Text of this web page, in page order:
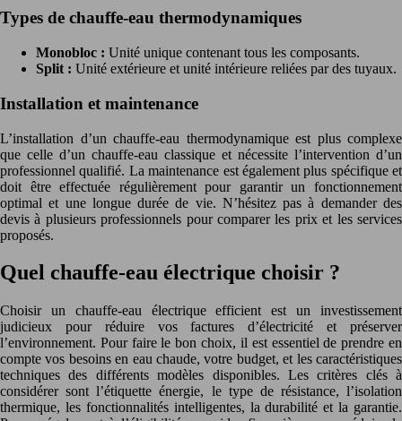
Types de chauffe-eau thermodynamiques
Monobloc : Unité unique contenant tous les composants.
Split : Unité extérieure et unité intérieure reliées par des tuyaux.
Installation et maintenance
L’installation d’un chauffe-eau thermodynamique est plus complexe
que celle d’un chauffe-eau classique et nécessite l’intervention d’un
professionnel qualifié. La maintenance est également plus spécifique et
doit être effectuée régulièrement pour garantir un fonctionnement
optimal et une longue durée de vie. N’hésitez pas à demander des
devis à plusieurs professionnels pour comparer les prix et les services
proposés.
Quel chauffe-eau électrique choisir ?
Choisir un chauffe-eau électrique efficient est un investissement
judicieux pour réduire vos factures d’électricité et préserver
l’environnement. Pour faire le bon choix, il est essentiel de prendre en
compte vos besoins en eau chaude, votre budget, et les caractéristiques
techniques des différents modèles disponibles. Les critères clés à
considérer sont l’étiquette énergie, le type de résistance, l’isolation
thermique, les fonctionnalités intelligentes, la durabilité et la garantie.